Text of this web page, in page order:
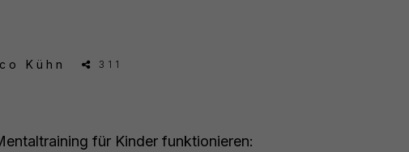
Kühn 311
für Kinder funktionieren: